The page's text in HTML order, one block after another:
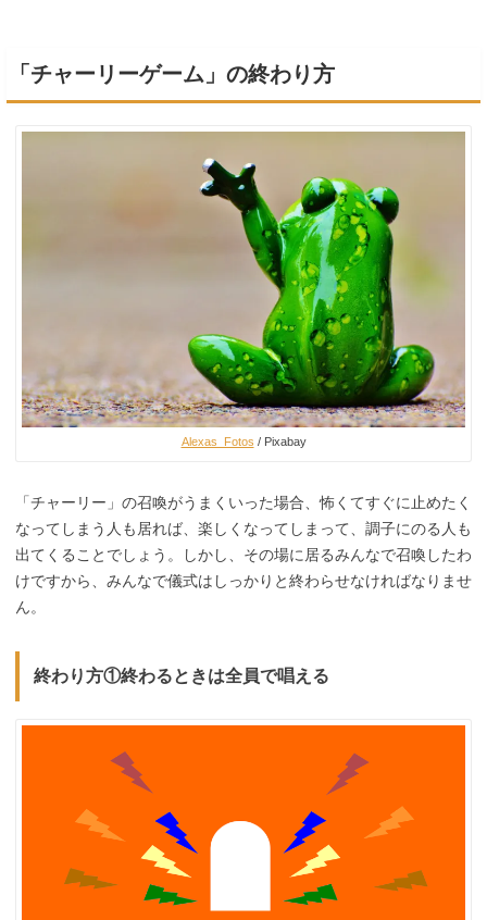
「チャーリーゲーム」の終わり方
Alexas_Fotos / Pixabay
「チャーリー」の召喚がうまくいった場合、怖くてすぐに止めたく
なってしまう人も居れば、楽しくなってしまって、調子にのる人も
出てくることでしょう。しかし、その場に居るみんなで召喚したわ
けですから、みんなで儀式はしっかりと終わらせなければなりませ
ん。
終わり方①終わるときは全員で唱える